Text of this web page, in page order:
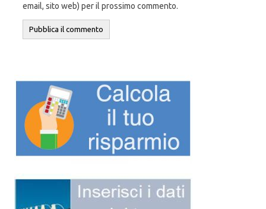
email, sito web) per il prossimo commento.